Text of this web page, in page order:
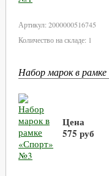
Артикул: 2000000516745
Количество на складе: 1
Набор марок в
Цена
575 руб